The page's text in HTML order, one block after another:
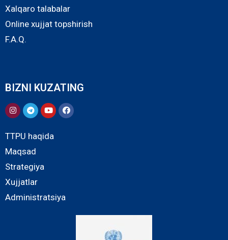
Xalqaro talabalar
Online xujjat topshirish
F.A.Q.
BIZNI KUZATING
TTPU haqida
Maqsad
Strategiya
Xujjatlar
Administratsiya